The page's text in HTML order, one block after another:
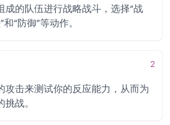
成的队伍进行战略战斗，选择“战
“防御”等动作。
2
攻击来测试你的反应能力，从而为
战。